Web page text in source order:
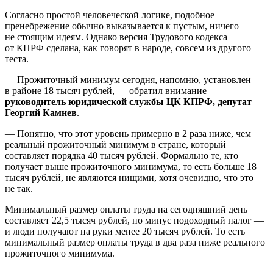
Согласно простой человеческой логике, подобное
пренебрежение обычно выказывается к пустым, ничего
не стоящим идеям. Однако версия Трудового кодекса
от КПРФ сделана, как говорят в народе, совсем из другого
теста.
— Прожиточный минимум сегодня, напомню, установлен
в районе 18 тысяч рублей, — обратил внимание
руководитель юридической службы ЦК КПРФ, депутат
Георгий Камнев.
— Понятно, что этот уровень примерно в 2 раза ниже, чем
реальный прожиточный минимум в стране, который
составляет порядка 40 тысяч рублей. Формально те, кто
получает выше прожиточного минимума, то есть больше 18
тысяч рублей, не являются нищими, хотя очевидно, что это
не так.
Минимальный размер оплаты труда на сегодняшний день
составляет 22,5 тысяч рублей, но минус подоходный налог —
и люди получают на руки менее 20 тысяч рублей. То есть
минимальный размер оплаты труда в два раза ниже реального
прожиточного минимума.